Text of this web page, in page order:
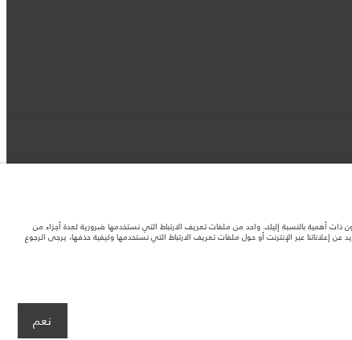
ضمن موقع الويب حاليًا المواصفات الحالية بالكامل بالنسبة إلى الميزات
ذات أهمية بالنسبة إليك. واحد من ملفات تعريف الارتباط التي نستخدمها ضرورية لعدة أجزاء من
عبر الإنترنت أو حول ملفات تعريف الارتباط التي نستخدمها وكيفية حذفها، يرجى الرجوع
نعم